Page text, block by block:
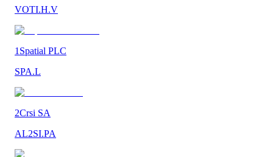
VOTI.H.V
1Spatial PLC
SPA.L
2Crsi SA
AL2SI.PA